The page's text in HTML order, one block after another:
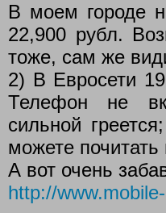
В моем городе
22,900 рубл.
тоже, сам же
2) В Евросети
Телефон не
сильной
можете
А вот очень
http://